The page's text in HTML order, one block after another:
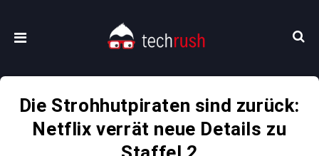
Die Strohhutpiraten sind zurück:
Netflix verrät neue Details zu